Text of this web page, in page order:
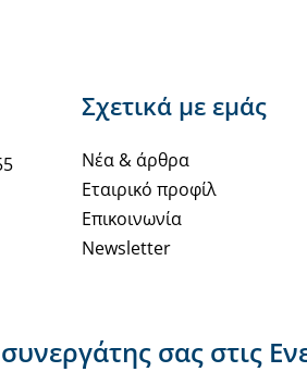
Σχετικά με εμάς
Νέα & άρθρα
Εταιρικό προφίλ
Επικοινωνία
Newsletter
σας στις